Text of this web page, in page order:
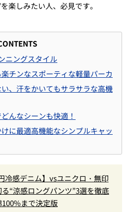
楽しみたい人、必見です。
ニングスタイル
チンなスポーティな軽量パーカ
、汗をかいてもサラサラな高機
んなシーンも快適！
に最適高機能なシンプルキャッ
冷感デニム】vsユニクロ・無印
“涼感ロングパンツ”3選を徹底
まで決定版